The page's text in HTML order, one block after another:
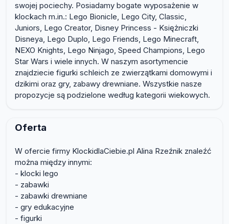
swojej pociechy. Posiadamy bogate wyposażenie w
klockach m.in.: Lego Bionicle, Lego City, Classic,
Juniors, Lego Creator, Disney Princess - Księżniczki
Disneya, Lego Duplo, Lego Friends, Lego Minecraft,
NEXO Knights, Lego Ninjago, Speed Champions, Lego
Star Wars i wiele innych. W naszym asortymencie
znajdziecie figurki schleich ze zwierzątkami domowymi i
dzikimi oraz gry, zabawy drewniane. Wszystkie nasze
propozycje są podzielone według kategorii wiekowych.
Oferta
W ofercie firmy KlockidlaCiebie.pl Alina Rzeźnik znaleźć
można między innymi:
- klocki lego
- zabawki
- zabawki drewniane
- gry edukacyjne
- figurki